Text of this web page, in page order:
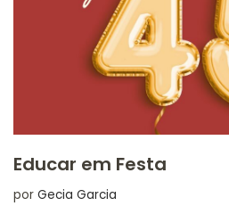
Educar em Festa
por Gecia Garcia